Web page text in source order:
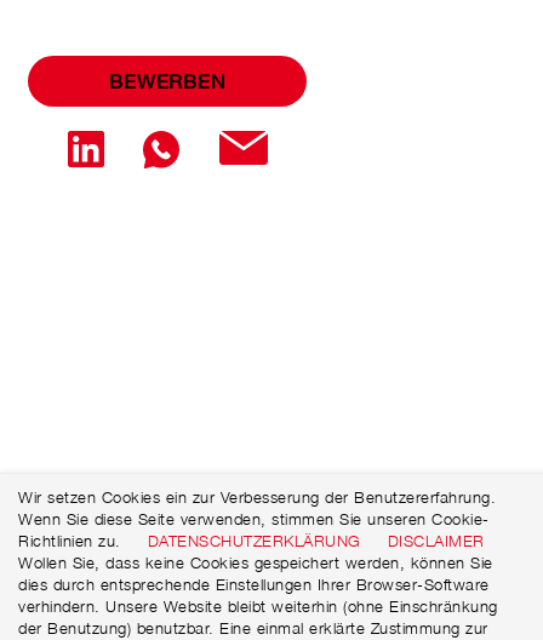
BEWERBEN
Wir setzen Cookies ein zur Verbesserung der Benutzererfahrung.
Wenn Sie diese Seite verwenden, stimmen Sie unseren Cookie-
Richtlinien zu.
DATENSCHUTZERKLÄRUNG
DISCLAIMER
Wollen Sie, dass keine Cookies gespeichert werden, können Sie
dies durch entsprechende Einstellungen Ihrer Browser-Software
verhindern. Unsere Website bleibt weiterhin (ohne Einschränkung
der Benutzung) benutzbar. Eine einmal erklärte Zustimmung zur